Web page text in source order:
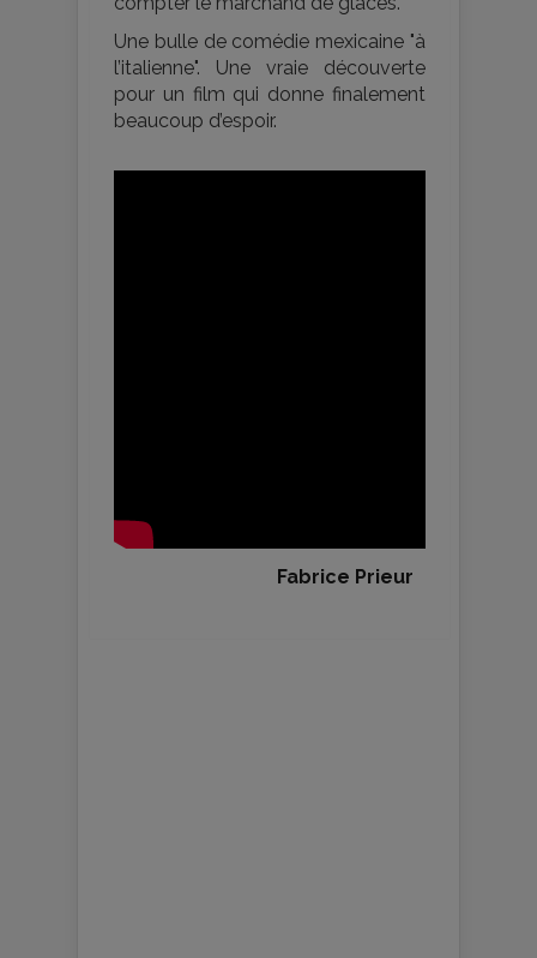
Une bulle de comédie mexicaine "à
l’italienne". Une vraie découverte
pour un film qui donne finalement
beaucoup d’espoir.
Fabrice Prieur